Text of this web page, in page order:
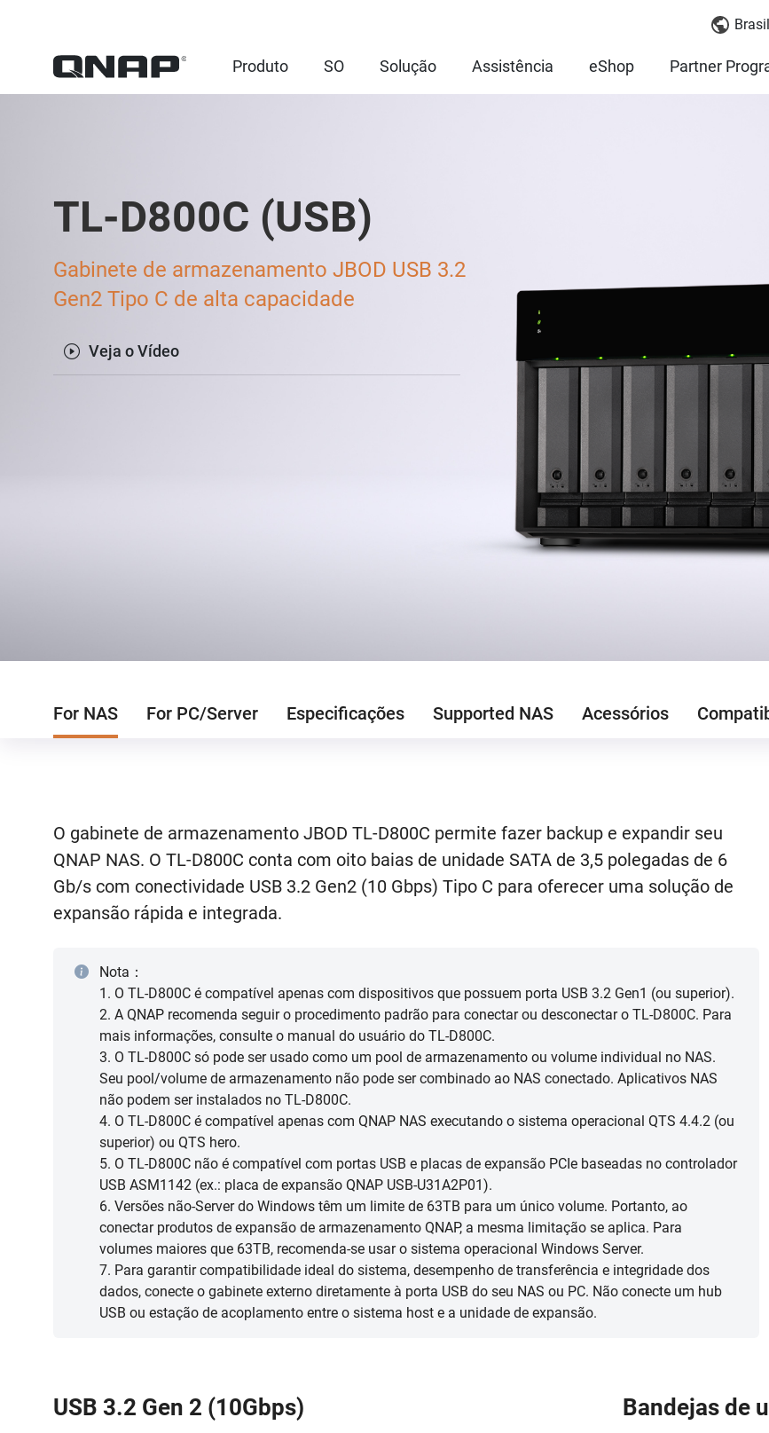
Produto SO Solução Assistência eShop Partner
TL-D800C (USB)
Gabinete de armazenamento JBOD USB 3.2
Gen2 Tipo C de alta capacidade
Veja o Vídeo
For NAS For PC/Server Especificações Supported NAS Acessórios
O gabinete de armazenamento JBOD TL-D800C permite fazer backup e expandir seu
QNAP NAS. O TL-D800C conta com oito baias de unidade SATA de 3,5 polegadas de 6
Gb/s com conectividade USB 3.2 Gen2 (10 Gbps) Tipo C para oferecer uma solução de
expansão rápida e integrada.
Nota：
1. O TL-D800C é compatível apenas com dispositivos que possuem porta USB 3.2 Gen1 (ou superior).
2. A QNAP recomenda seguir o procedimento padrão para conectar ou desconectar o TL-D800C. Para
mais informações, consulte o manual do usuário do TL-D800C.
3. O TL-D800C só pode ser usado como um pool de armazenamento ou volume individual no NAS.
Seu pool/volume de armazenamento não pode ser combinado ao NAS conectado. Aplicativos NAS
não podem ser instalados no TL-D800C.
4. O TL-D800C é compatível apenas com QNAP NAS executando o sistema operacional QTS 4.4.2 (ou
superior) ou QTS hero.
5. O TL-D800C não é compatível com portas USB e placas de expansão PCIe baseadas no controlador
USB ASM1142 (ex.: placa de expansão QNAP USB-U31A2P01).
6. Versões não-Server do Windows têm um limite de 63TB para um único volume. Portanto, ao
conectar produtos de expansão de armazenamento QNAP, a mesma limitação se aplica. Para
volumes maiores que 63TB, recomenda-se usar o sistema operacional Windows Server.
7. Para garantir compatibilidade ideal do sistema, desempenho de transferência e integridade dos
dados, conecte o gabinete externo diretamente à porta USB do seu NAS ou PC. Não conecte um hub
USB ou estação de acoplamento entre o sistema host e a unidade de expansão.
USB 3.2 Gen 2 (10Gbps) Bandejas de